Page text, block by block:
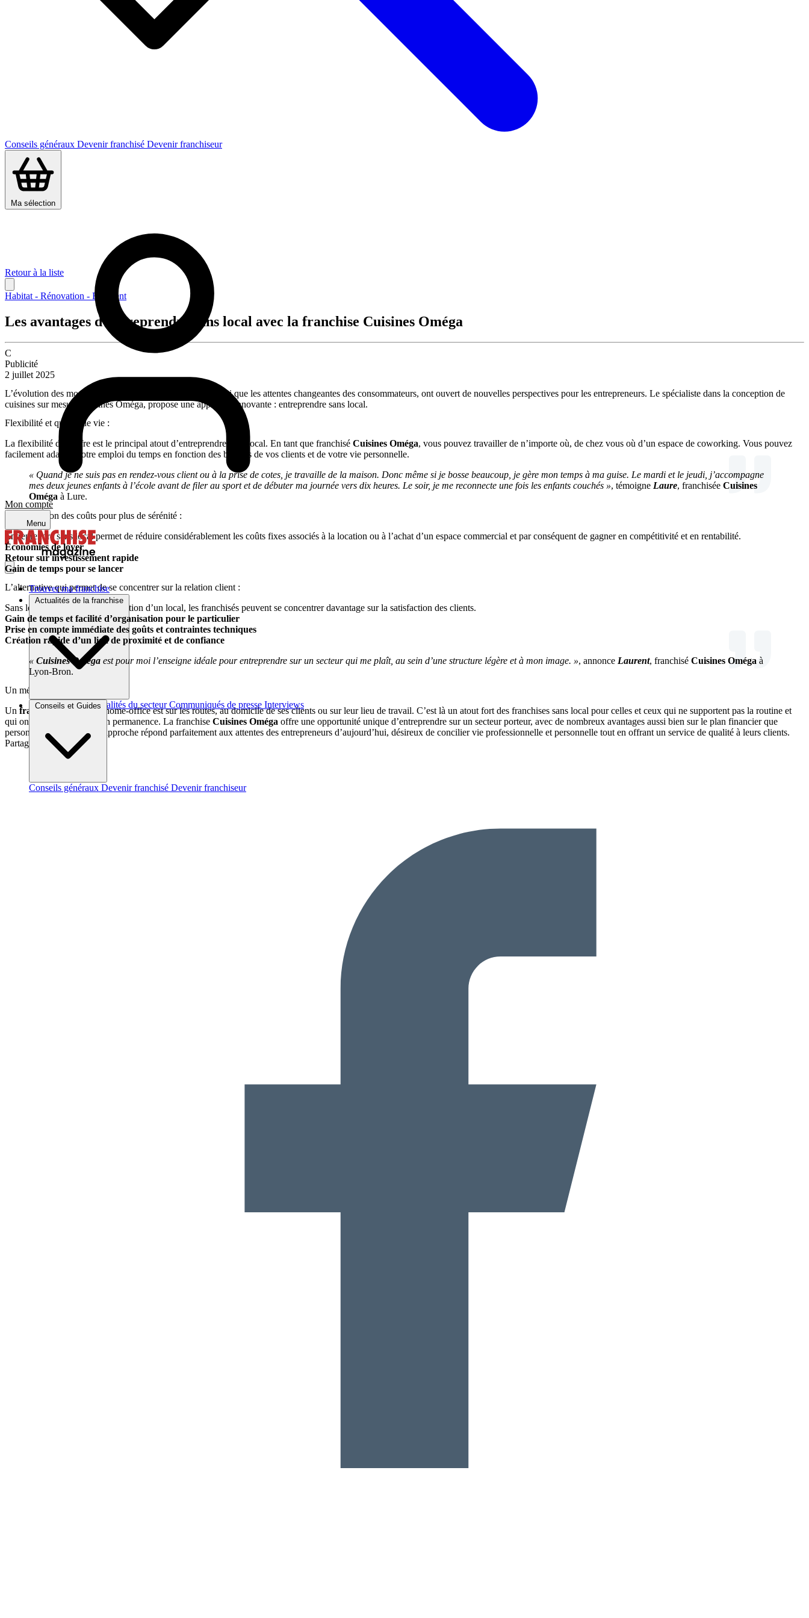
Conseils généraux Devenir franchisé Devenir franchiseur
Ma sélection
Mon compte
Menu
Trouver ma franchise
Actualités de la franchise
Brèves et actus Actualités du secteur Communiqués de presse Interviews
Conseils et Guides
Conseils généraux Devenir franchisé Devenir franchiseur
Retour à la liste
Habitat - Rénovation - Bâtiment
Les avantages d’entreprendre sans local avec la franchise Cuisines Oméga
C
Publicité
2 juillet 2025
L’évolution des modèles d’affaires et des technologies, ainsi que les attentes changeantes des consommateurs, ont ouvert de nouvelles perspectives pour les entrepreneurs. Le spécialiste dans la conception de
cuisines sur mesure Cuisines Oméga, propose une approche innovante : entreprendre sans local.
Flexibilité et qualité de vie :
La flexibilité de l’offre est le principal atout d’entreprendre sans local. En tant que franchisé Cuisines Oméga, vous pouvez travailler de n’importe où, de chez vous où d’un espace de coworking. Vous pouvez
facilement adapter votre emploi du temps en fonction des besoins de vos clients et de votre vie personnelle.
« Quand je ne suis pas en rendez-vous client ou à la prise de cotes, je travaille de la maison. Donc même si je bosse beaucoup, je gère mon temps à ma guise. Le mardi et le jeudi, j’accompagne
mes deux jeunes enfants à l’école avant de filer au sport et de débuter ma journée vers dix heures. Le soir, je me reconnecte une fois les enfants couchés », témoigne Laure, franchisée Cuisines
Oméga à Lure.
Une réduction des coûts pour plus de sérénité :
Entreprendre sans local permet de réduire considérablement les coûts fixes associés à la location ou à l’achat d’un espace commercial et par conséquent de gagner en compétitivité et en rentabilité.
Économies de loyer
Retour sur investissement rapide
Gain de temps pour se lancer
L’alternative qui permet de se concentrer sur la relation client :
Sans les contraintes liées à la gestion d’un local, les franchisés peuvent se concentrer davantage sur la satisfaction des clients.
Gain de temps et facilité d’organisation pour le particulier
Prise en compte immédiate des goûts et contraintes techniques
Création rapide d’un lien de proximité et de confiance
« Cuisines Oméga est pour moi l’enseigne idéale pour entreprendre sur un secteur qui me plaît, au sein d’une structure légère et à mon image. », annonce Laurent, franchisé Cuisines Oméga à
Lyon-Bron.
Un métier avec peu de routine :
Un franchiséexerçant en home-office est sur les routes, au domicile de ses clients ou sur leur lieu de travail. C’est là un atout fort des franchises sans local pour celles et ceux qui ne supportent pas la routine et
qui ont besoin de bouger en permanence. La franchise Cuisines Oméga offre une opportunité unique d’entreprendre sur un secteur porteur, avec de nombreux avantages aussi bien sur le plan financier que
personnel. Cette nouvelle approche répond parfaitement aux attentes des entrepreneurs d’aujourd’hui, désireux de concilier vie professionnelle et personnelle tout en offrant un service de qualité à leurs clients.
Partager sur :